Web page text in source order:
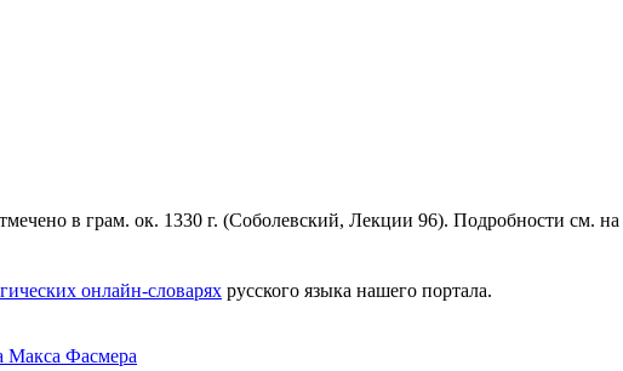
в грам. ок. 1330 г. (Соболевский, Лекции 96). Подробности см. на
онлайн-словарях русского языка нашего портала.
Макса Фасмера